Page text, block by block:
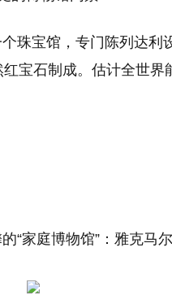
珠宝馆，专门陈列达利
宝石制成。估计全世界
“家庭博物馆”：雅克马